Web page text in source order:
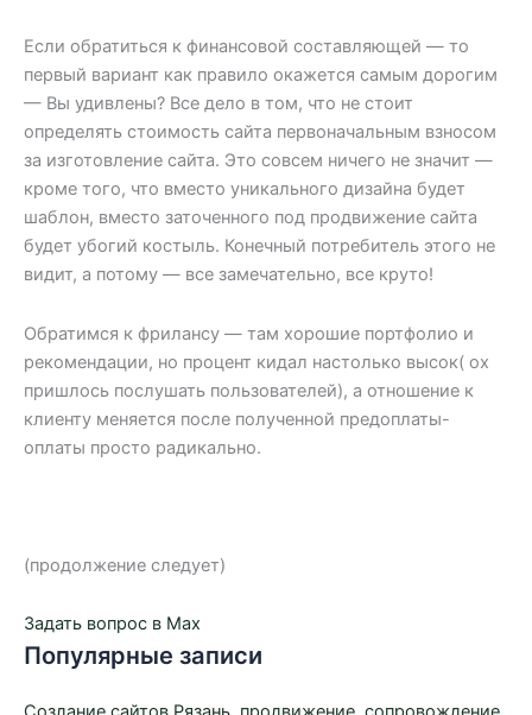
Если обратиться к финансовой составляющей — то
первый вариант как правило окажется самым дорогим
— Вы удивлены? Все дело в том, что не стоит
определять стоимость сайта первоначальным взносом
за изготовление сайта. Это совсем ничего не значит —
кроме того, что вместо уникального дизайна будет
шаблон, вместо заточенного под продвижение сайта
будет убогий костыль. Конечный потребитель этого не
видит, а потому — все замечательно, все круто!
Обратимся к фрилансу — там хорошие портфолио и
рекомендации, но процент кидал настолько высок( ох
пришлось послушать пользователей), а отношение к
клиенту меняется после полученной предоплаты-
оплаты просто радикально.
(продолжение следует)
Задать вопрос в Max
Популярные записи